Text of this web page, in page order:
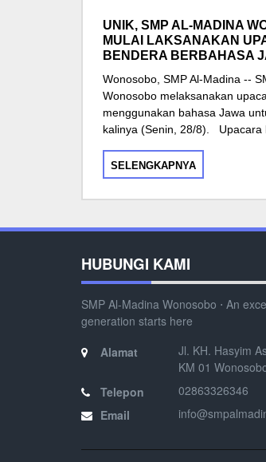
UNIK, SMP AL-MADINA
MULAI LAKSANAKAN
BENDERA BERBAHASA
Wonosobo, SMP Al-Madina --
Wonosobo melaksanakan
menggunakan bahasa Jawa
kalinya (Senin, 28/8). Upacara
SELENGKAPNYA
HUBUNGI KAMI
SMP Al-Madina Wonosobo ⋅ An
generation starts here
Alamat
Jl. KH. Hasyim
KM 01
Telepon
02863326346
Email